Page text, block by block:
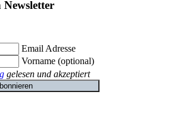
Newsletter
Email Adresse
Vorname (optional)
gelesen und akzeptiert